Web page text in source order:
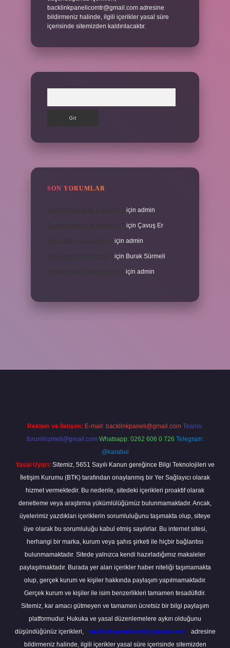
backlinkpanelicomtr@gmail.com adresine
bildirmeniz halinde, ilgili içerikler yasal süre
içerisinde sitemizden kaldırılacaktır.
SON YORUMLAR
için admin
için Çavuş Er
için admin
için Burak Sürmeli
için admin
Reklam ve İletişim: E-mail: backlinkpaneli@gmail.com Teams:
forumhizmeti@gmail.com Whatsapp: 0262 606 0 726 Telegram:
@karabul
Yasal Uyarı: Sitemiz, 5651 Sayılı Kanun gereğince Bilgi Teknolojileri ve
İletişim Kurumu (BTK) tarafından onaylanmış bir Yer Sağlayıcı olarak
hizmet vermektedir. Bu nedenle, sitedeki içerikleri proaktif olarak
denetleme veya araştırma yükümlülüğümüz bulunmamaktadır. Ancak,
üyelerimiz yazdıkları içeriklerin sorumluluğunu taşımakta olup, siteye
üye olarak bu sorumluluğu kabul etmiş sayılırlar. Bu internet sitesi,
herhangi bir marka, kurum veya şahıs şirketi ile hiçbir bağlantısı
bulunmamaktadır. Sitede yalnızca kendi hazırladığımız makaleler
paylaşılmaktadır. Burada yer alan içerikler haber niteliği taşımamakta
olup, gerçek kurum ve kişiler hakkında paylaşım yapılmamaktadır.
Gerçek kurum ve kişiler ile isim benzerlikleri tamamen tesadüfidir.
Sitemiz, kar amacı gütmeyen ve tamamen ücretsiz bir bilgi paylaşım
platformudur. Hukuka ve yasal düzenlemelere aykırı olduğunu
düşündüğünüz içerikleri,
backlinkpanelicomtr@gmail.com
adresine
bildirmeniz halinde, ilgili içerikler yasal süre içerisinde sitemizden